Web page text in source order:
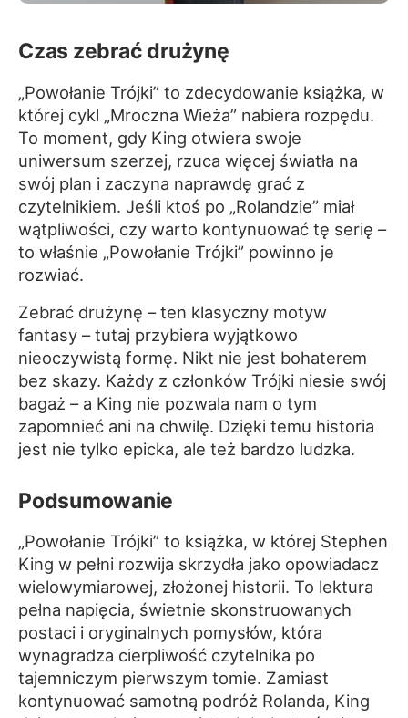
Czas zebrać drużynę
„Powołanie Trójki” to zdecydowanie książka, w
której cykl „Mroczna Wieża” nabiera rozpędu.
To moment, gdy King otwiera swoje
uniwersum szerzej, rzuca więcej światła na
swój plan i zaczyna naprawdę grać z
czytelnikiem. Jeśli ktoś po „Rolandzie” miał
wątpliwości, czy warto kontynuować tę serię –
to właśnie „Powołanie Trójki” powinno je
rozwiać.
Zebrać drużynę – ten klasyczny motyw
fantasy – tutaj przybiera wyjątkowo
nieoczywistą formę. Nikt nie jest bohaterem
bez skazy. Każdy z członków Trójki niesie swój
bagaż – a King nie pozwala nam o tym
zapomnieć ani na chwilę. Dzięki temu historia
jest nie tylko epicka, ale też bardzo ludzka.
Podsumowanie
„Powołanie Trójki” to książka, w której Stephen
King w pełni rozwija skrzydła jako opowiadacz
wielowymiarowej, złożonej historii. To lektura
pełna napięcia, świetnie skonstruowanych
postaci i oryginalnych pomysłów, która
wynagradza cierpliwość czytelnika po
tajemniczym pierwszym tomie. Zamiast
kontynuować samotną podróż Rolanda, King